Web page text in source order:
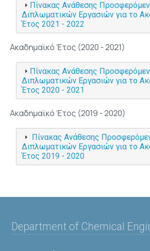
Πίνακας Ανάθεσης
Διπλωματικών Εργασιών για το
Έτος 2021 - 2022
Ακαδημαϊκό Έτος (2020 - 2021)
Πίνακας Ανάθεσης
Διπλωματικών Εργασιών για το
Έτος 2020 - 2021
Ακαδημαϊκό Έτος (2019 - 2020)
Πίνακας Ανάθεσης
Διπλωματικών Εργασιών για το
Έτος 2019 - 2020
Department of Chemical